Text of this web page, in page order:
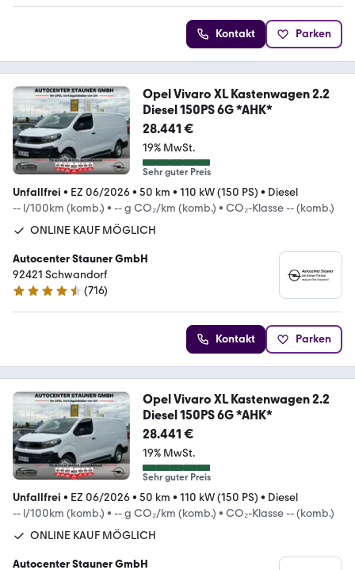
Kontakt Parken
Opel Vivaro XL Kastenwagen 2.2
Diesel 150PS 6G *AHK*
28.441 €
19% MwSt.
Sehr guter Preis
Unfallfrei • EZ 06/2026• 50 km • 110 kW (150 PS) • Diesel
-- l/100km (komb.) • -- g CO₂/km (komb.) • CO₂-Klasse -- (komb.)
ONLINE KAUF MÖGLICH
Autocenter Stauner GmbH
92421 Schwandorf
4.6 Sterne
(716)
Kontakt Parken
Opel Vivaro XL Kastenwagen 2.2
Diesel 150PS 6G *AHK*
28.441 €
19% MwSt.
Sehr guter Preis
Unfallfrei • EZ 06/2026• 50 km • 110 kW (150 PS) • Diesel
-- l/100km (komb.) • -- g CO₂/km (komb.) • CO₂-Klasse -- (komb.)
ONLINE KAUF MÖGLICH
Autocenter Stauner GmbH